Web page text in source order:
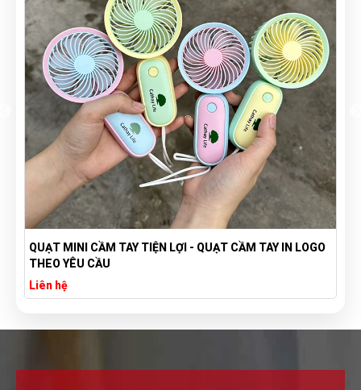
QUẠT MINI CẦM TAY TIỆN LỢI - QUẠT CẦM TAY IN LOGO
THEO YÊU CẦU
Liên hệ